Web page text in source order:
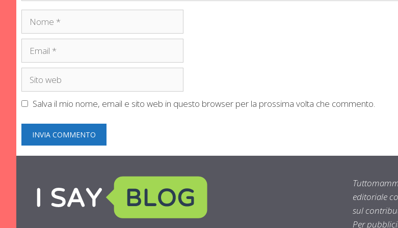
Nome
Email
Sito
Salva il mio nome, email e sito web in questo browser per la prossima volta che commento.
editoriale
sul
Per